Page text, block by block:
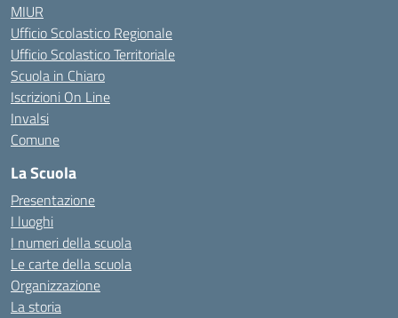
MIUR
Ufficio Scolastico Regionale
Ufficio Scolastico Territoriale
Scuola in Chiaro
Iscrizioni On Line
Invalsi
Comune
La Scuola
Presentazione
I luoghi
I numeri della scuola
Le carte della scuola
Organizzazione
La storia